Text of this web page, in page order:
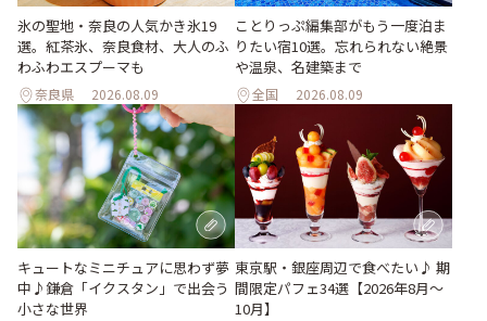
氷の聖地・奈良の人気かき氷19
選。紅茶氷、奈良食材、大人のふ
わふわエスプーマも
奈良県 2026.08.09
ことりっぷ編集部がもう一度泊ま
りたい宿10選。忘れられない絶景
や温泉、名建築まで
全国 2026.08.09
キュートなミニチュアに思わず夢
中♪鎌倉「イクスタン」で出会う
小さな世界
東京駅・銀座周辺で食べたい♪ 期
間限定パフェ34選【2026年8月～
10月】